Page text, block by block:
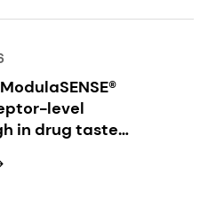
level
in drug taste